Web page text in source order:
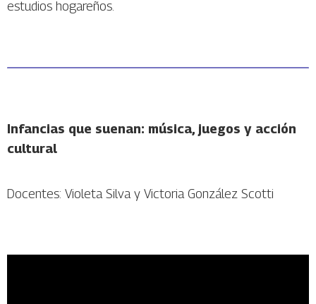
estudios hogareños.
Infancias que suenan: música, juegos y acción
cultural
Docentes: Violeta Silva y Victoria González Scotti